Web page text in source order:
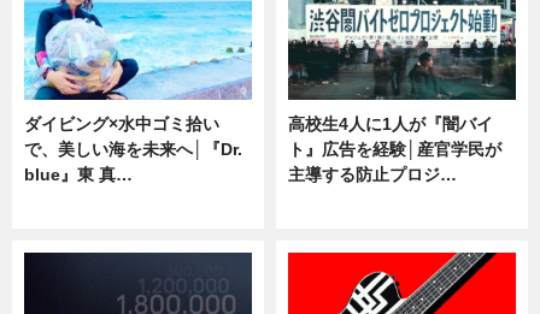
ダイビング×水中ゴミ拾い
で、美しい海を未来へ│『Dr.
blue』東 真…
高校生4人に1人が『闇バイ
ト』広告を経験│産官学民が
主導する防止プロジ…